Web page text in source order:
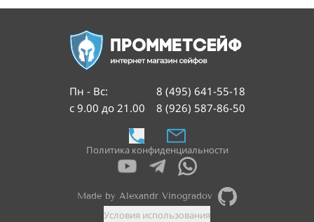
Пн - Вс:
с 9.00 до 21.00
8 (495) 641-55-18
8 (926) 587-86-50
Политика конфиденциальности
Условия использования
Made by Alexandr Vinogradov